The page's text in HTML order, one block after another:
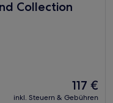
Collection
Der
Preis
117 €
inkl. Steuern & Gebühren